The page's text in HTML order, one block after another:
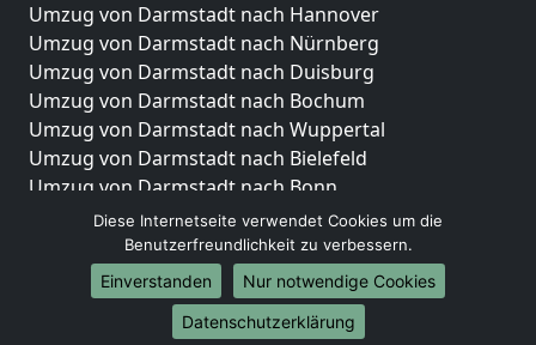
Umzug von Darmstadt nach Hannover
Umzug von Darmstadt nach Nürnberg
Umzug von Darmstadt nach Duisburg
Umzug von Darmstadt nach Bochum
Umzug von Darmstadt nach Wuppertal
Umzug von Darmstadt nach Bielefeld
Umzug von Darmstadt nach Bonn
Umzug von Darmstadt nach Münster
Internationale-Umzüge
Umzug von Darmstadt nach Brasilien
Umzug von Darmstadt nach Brasilien
Diese Internetseite verwendet Cookies um die
Benutzerfreundlichkeit zu verbessern.
Einverstanden
Nur notwendige Cookies
Datenschutzerklärung